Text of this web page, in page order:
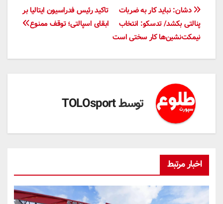
راهبری
نوشته
تاکید رئیس فدراسیون ایتالیا بر
ابقای اسپالتی؛ توقف ممنوع
دشان: نباید کار به ضربات
پنالتی بکشد/ تدسکو: انتخاب
نیمکت‌نشین‌ها کار سختی است
توسطTOLOsport
اخبار مرتبط